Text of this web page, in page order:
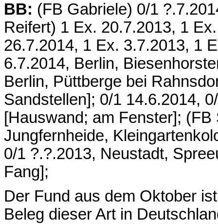
BB: (FB Gabriele) 0/1
Reifert) 1 Ex. 20.7.2013, 1
26.7.2014, 1 Ex. 3.7.2013, 1
6.7.2014, Berlin,
Berlin, Püttberge bei
Sandstellen]; 0/1 14.6.2014,
[Hauswand; am Fenster];
Jungfernheide,
0/1 ?.?.2013, Neustadt,
Fang];
Der Fund aus dem Oktober
Beleg dieser Art in